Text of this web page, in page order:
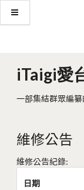
iTaigi愛
一部集結群眾編
維修公告
維修公告紀錄:
日期